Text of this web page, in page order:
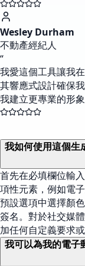
Wesley Durham
不動產經紀人
“
我愛這個工具讓我
其響應式設計確保
我建立更專業的形
我如何使用這個生
首先在必填欄位輸
項性元素，例如電
預設選項中選擇顏
簽名。對於社交媒
加任何自定義要求
我可以為我的電子